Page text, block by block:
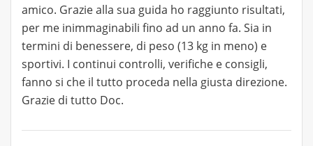
amico. Grazie alla sua guida ho raggiunto risultati,
per me inimmaginabili fino ad un anno fa. Sia in
termini di benessere, di peso (13 kg in meno) e
sportivi. I continui controlli, verifiche e consigli,
fanno si che il tutto proceda nella giusta direzione.
Grazie di tutto Doc.